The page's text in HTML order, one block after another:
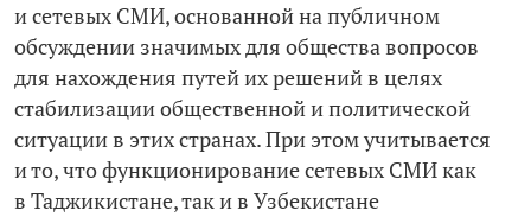
и сетевых СМИ, основанной на публичном
обсуждении значимых для общества вопросов
для нахождения путей их решений в целях
стабилизации общественной и политической
ситуации в этих странах. При этом учитывается
и то, что функционирование сетевых СМИ как
в Таджикистане, так и в Узбекистане